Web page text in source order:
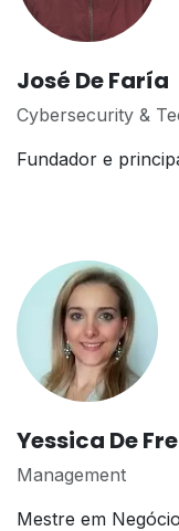
José De Faría
Cybersecurity &
Fundador e
Yessica De
Management
Mestre em